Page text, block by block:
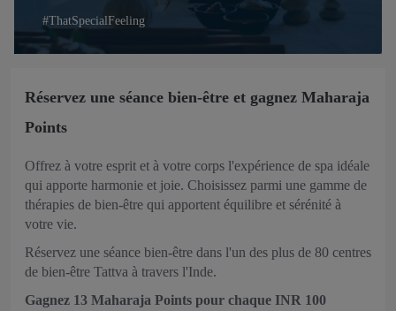
#ThatSpecialFeeling
Réservez une séance bien-être et gagnez Maharaja
Points
Offrez à votre esprit et à votre corps l'expérience de spa idéale
qui apporte harmonie et joie. Choisissez parmi une gamme de
thérapies de bien-être qui apportent équilibre et sérénité à
votre vie.
Réservez une séance bien-être dans l'un des plus de 80 centres
de bien-être Tattva à travers l'Inde.
Gagnez 13 Maharaja Points pour chaque INR 100